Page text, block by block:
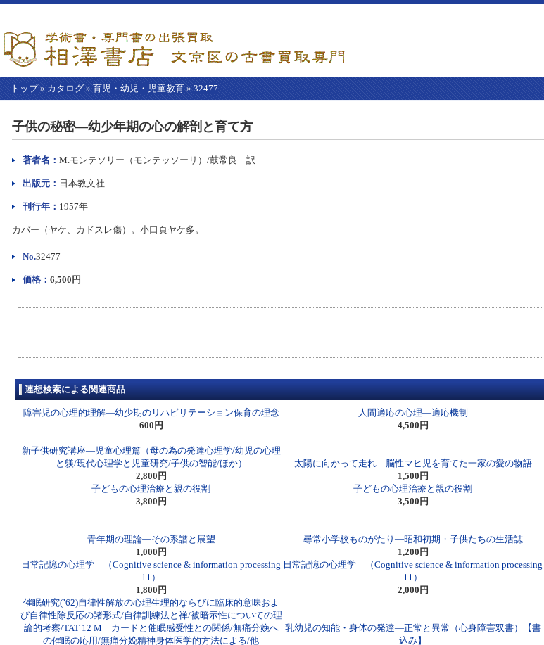
トップ» カタログ » 育児・幼児・児童教育 » 32477
本
子供の秘密―幼少年期の心の解剖と育て方
著者名： M.モンテソリー（モンテッソーリ）/鼓常良 訳
出版元： 日本教文社
刊行年： 1957年
カバー（ヤケ、カドスレ傷）。小口頁ヤケ多。
No.32477
価格： 6,500円
連想検索による関連商品
障害児の心理的理解―幼少期のリハビリテーション保育の理念
600円
人間適応の心理―適応機制
4,500円
新子供研究講座―児童心理篇（母の為の発達心理学/幼児の心理
と躾/現代心理学と児童研究/子供の智能/ほか）
2,800円
太陽に向かって走れ―脳性マヒ児を育てた一家の愛の物語
1,500円
子どもの心理治療と親の役割
3,800円
子どもの心理治療と親の役割
3,500円
青年期の理論―その系譜と展望
1,000円
尋常小学校ものがたり―昭和初期・子供たちの生活誌
1,200円
日常記憶の心理学 （Cognitive science & information processing
11）
1,800円
日常記憶の心理学 （Cognitive science & information processing
11）
2,000円
催眠研究(’62)自律性解放の心理生理的ならびに臨床的意味およ
び自律性除反応の諸形式/自律訓練法と禅/被暗示性についての理
論的考察/TAT 12 M カードと催眠感受性との関係/無痛分娩へ
の催眠の応用/無痛分娩精神身体医学的方法による/他
乳幼児の知能・身体の発達―正常と異常（心身障害双書）【書
込み】